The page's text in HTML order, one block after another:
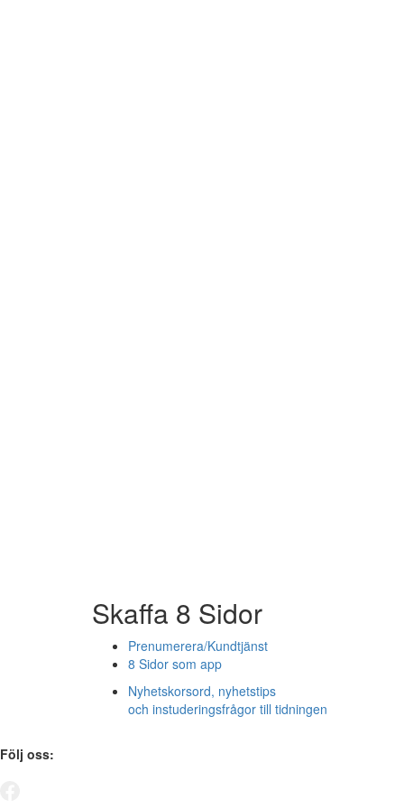
Skaffa 8 Sidor
Prenumerera/Kundtjänst
8 Sidor som app
Nyhetskorsord, nyhetstips
och instuderingsfrågor till tidningen
Följ oss: